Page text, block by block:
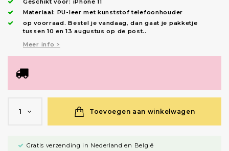
Geschikt voor: iPhone 11
Materiaal: PU-leer met kunststof telefoonhouder
op voorraad.Bestel je vandaag, dan gaat je pakketje
tussen 10 en 13 augustus op de post..
Meer info >
1 Toevoegen aan winkelwagen
Gratis verzending in Nederland en België